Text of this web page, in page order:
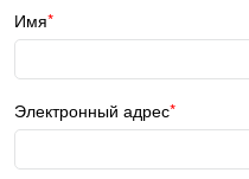
Имя
Электронный адрес